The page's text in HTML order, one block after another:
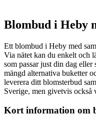
Blombud i Heby
Ett blombud i Heby med
Via nätet kan du enkelt och
som passar just din dag eller särskilda
mängd alternativa buketter
leverera ditt blomsterbud
Sverige, men givetvis också
Kort information om